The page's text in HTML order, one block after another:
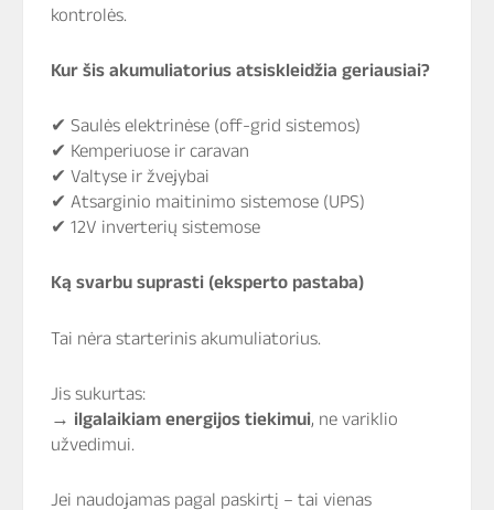
kontrolės.
Kur šis akumuliatorius atsiskleidžia geriausiai?
✔ Saulės elektrinėse (off-grid sistemos)
✔ Kemperiuose ir caravan
✔ Valtyse ir žvejybai
✔ Atsarginio maitinimo sistemose (UPS)
✔ 12V inverterių sistemose
Ką svarbu suprasti (eksperto pastaba)
Tai nėra starterinis akumuliatorius.
Jis sukurtas:
→ ilgalaikiam energijos tiekimui, ne variklio
užvedimui.
Jei naudojamas pagal paskirtį – tai vienas